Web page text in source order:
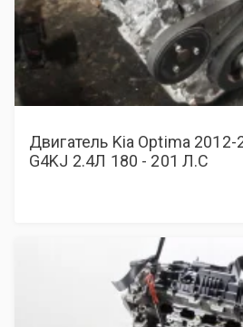
Двигатель Kia Optima
G4KJ 2.4Л 180 - 201 Л.С